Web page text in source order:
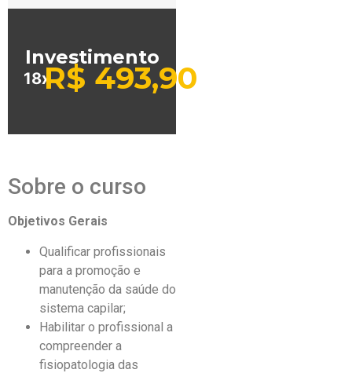
Investimento
18xR$ 493,90
Sobre o curso
Objetivos Gerais
Qualificar profissionais
para a promoção e
manutenção da saúde do
sistema capilar;
Habilitar o profissional a
compreender a
fisiopatologia das